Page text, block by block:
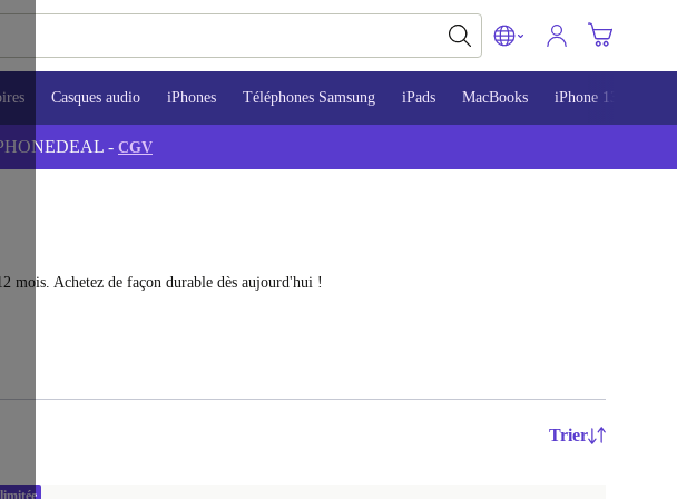
Casques audio iPhones Téléphones Samsung iPads MacBooks iPhone 13
- CGV
mois. Achetez de façon durable dès aujourd'hui !
Trier